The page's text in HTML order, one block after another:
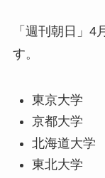
「週刊朝日」
す。
東京大学
京都大学
北海道大
東北大学